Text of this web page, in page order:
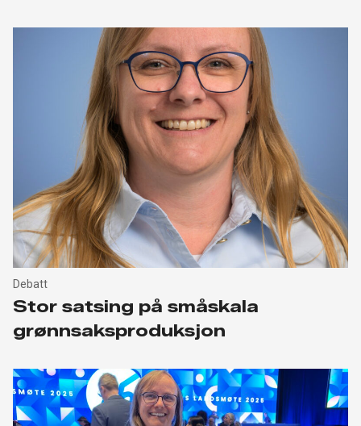
Debatt
Stor satsing på småskala
grønnsaksproduksjon